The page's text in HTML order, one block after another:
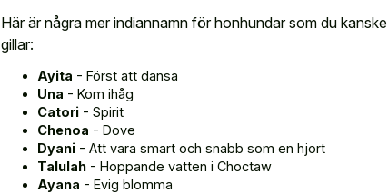
Här är några mer indiannamn för honhundar som du kanske
gillar:
Ayita - Först att dansa
Una - Kom ihåg
Catori - Spirit
Chenoa - Dove
Dyani - Att vara smart och snabb som en hjort
Talulah - Hoppande vatten i Choctaw
Ayana - Evig blomma